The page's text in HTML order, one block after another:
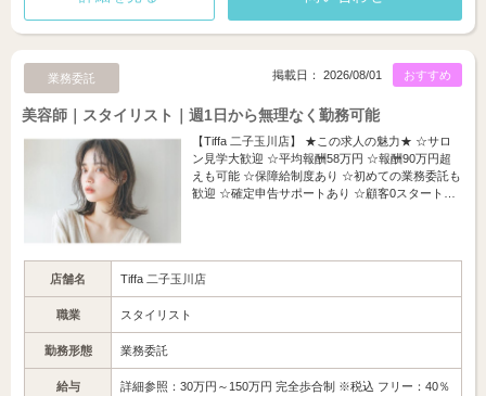
業務委託 おすすめ
掲載日： 2026/08/01
美容師｜スタイリスト｜週1日から無理なく勤務可能
【Tiffa 二子玉川店】 ★この求人の魅力★ ☆サロ
ン見学大歓迎 ☆平均報酬58万円 ☆報酬90万円超
えも可能 ☆保障給制度あり ☆初めての業務委託も
歓迎 ☆確定申告サポートあり ☆顧客0スタート…
店舗名 Tiffa 二子玉川店
職業 スタイリスト
勤務形態 業務委託
給与
詳細参照：30万円～150万円 完全歩合制 ※税込 フリー：40％